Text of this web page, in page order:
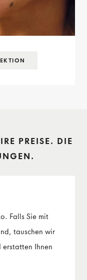
PREISE. DIE
Falls Sie mit
tauschen wir
erstatten Ihnen